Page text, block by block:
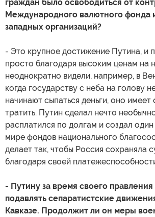
граждан было освободиться от
Международного валютного фонда
западных организаций?
- Это крупное достижение Путина, и
просто благодаря высоким ценам на
неоднократно видели, например, в
когда государству с неба на голову
начинают сыпаться деньги, оно имеет
тратить. Путин сделал нечто
расплатился по долгам и создал
мире фондов национального
делает так, чтобы Россия сохраняла
благодаря своей
- Путину за время своего правления
подавлять сепаратистские
Кавказе. Продолжит ли он меры